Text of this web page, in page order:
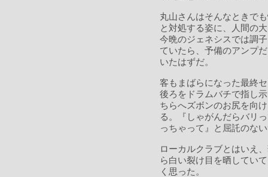
丸山さんはそんなときで
と対処する姿に、人間の
今晩のジェネシスでは調
ていたら、予備のアンプ
いたはずだ。
客もまばらになった最終
後ろをドラムバチで指し
ちらへズボンのお尻を向
る。『しゃがんだらバリ
っちゃって』と屈託のな
ローカルクラブとはいえ
ら白い裂け目を晒してい
く思った。